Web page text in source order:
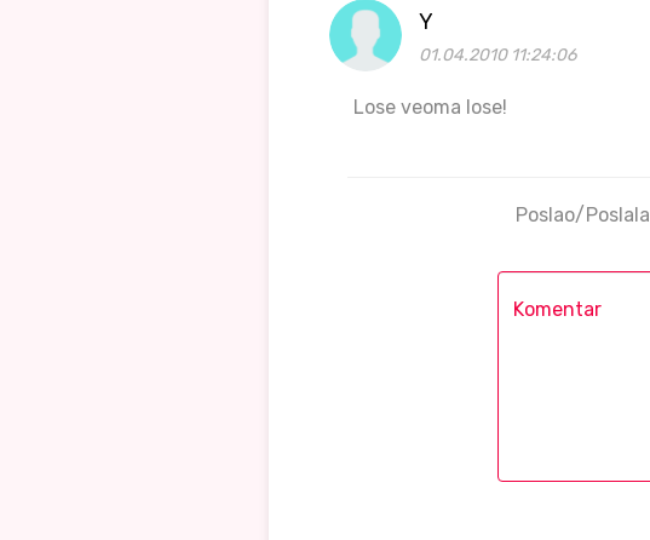
Y
01.04.2010 11:24:06
Lose veoma lose!
Poslao/Poslala